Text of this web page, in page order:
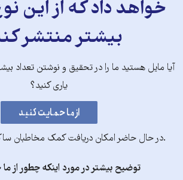
خواهد داد که از این
بیشتر منتشر
آیا مایل هستید ما را در تحقیق و نوشتن تعداد
یاری کنید؟
.در حال حاضر امکان دریافت کمک مخاطبان
توضیح بیشتر در مورد اینکه چطور از